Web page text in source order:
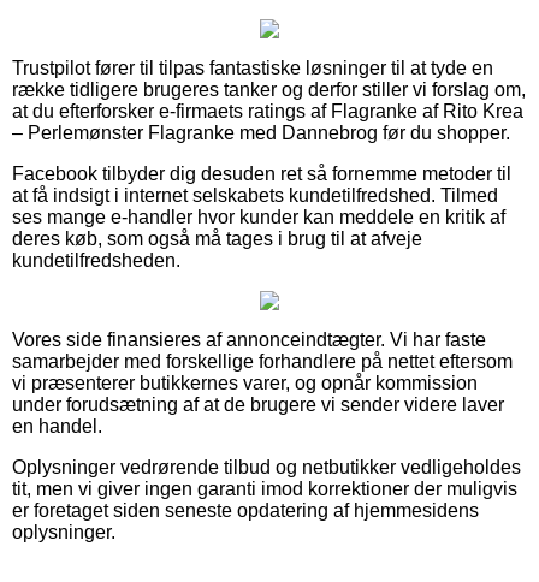
Trustpilot fører til tilpas fantastiske løsninger til at tyde en
række tidligere brugeres tanker og derfor stiller vi forslag om,
at du efterforsker e-firmaets ratings af Flagranke af Rito Krea
– Perlemønster Flagranke med Dannebrog før du shopper.
Facebook tilbyder dig desuden ret så fornemme metoder til
at få indsigt i internet selskabets kundetilfredshed. Tilmed
ses mange e-handler hvor kunder kan meddele en kritik af
deres køb, som også må tages i brug til at afveje
kundetilfredsheden.
Vores side finansieres af annonceindtægter. Vi har faste
samarbejder med forskellige forhandlere på nettet eftersom
vi præsenterer butikkernes varer, og opnår kommission
under forudsætning af at de brugere vi sender videre laver
en handel.
Oplysninger vedrørende tilbud og netbutikker vedligeholdes
tit, men vi giver ingen garanti imod korrektioner der muligvis
er foretaget siden seneste opdatering af hjemmesidens
oplysninger.